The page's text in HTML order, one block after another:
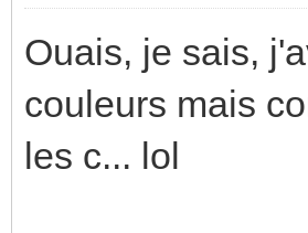
Ouais, je sais,
couleurs mais
les c... lol